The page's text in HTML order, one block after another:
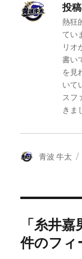
投
熱狂
てい
リオ
書い
を見
いて
スフ
きま
投
青波 牛太
「糸井
件のフィ